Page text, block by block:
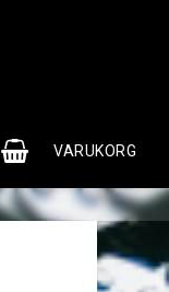
VARUKORG